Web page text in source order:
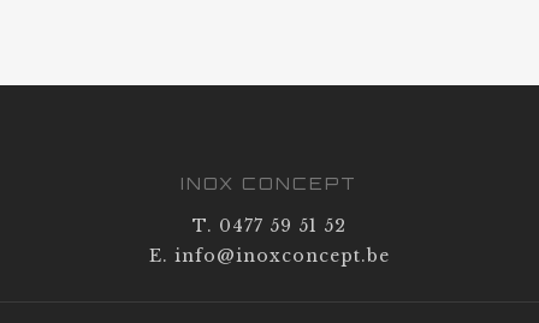
INOX CONCEPT
T. 0477 59 51 52
E. info@inoxconcept.be